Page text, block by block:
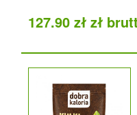
127.90 zł zł